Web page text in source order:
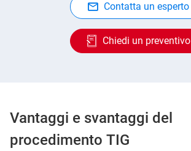
Contatta un esperto
Chiedi un preventivo
Vantaggi e svantaggi del
procedimento TIG